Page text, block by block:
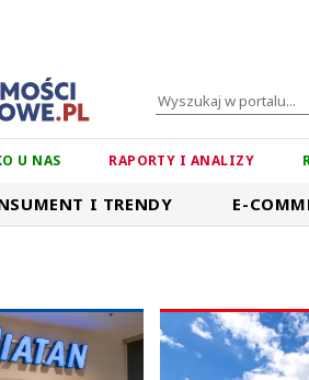
U NAS RAPORTY I ANALIZY
I TRENDY E-